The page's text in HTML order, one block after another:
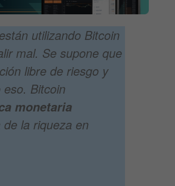
utilizando Bitcoin
mal. Se supone que
libre de riesgo y
Bitcoin
monetaria
la riqueza en